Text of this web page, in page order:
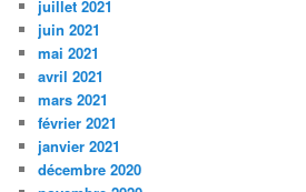
juillet 2021
juin 2021
mai 2021
avril 2021
mars 2021
février 2021
janvier 2021
décembre 2020